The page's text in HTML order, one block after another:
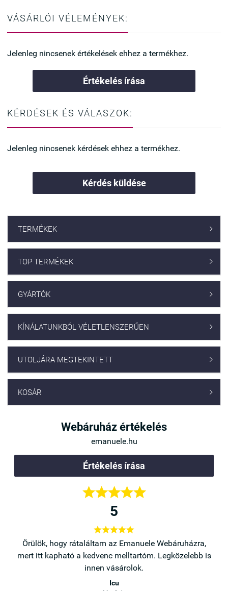
különleges alkalmakra
VÁSÁRLÓI VÉLEMÉNYEK:
Jelenleg nincsenek értékelések ehhez a termékhez.
Értékelés írása
KÉRDÉSEK ÉS VÁLASZOK:
Jelenleg nincsenek kérdések ehhez a termékhez.
Kérdés küldése
TERMÉKEK 
TOP TERMÉKEK 
GYÁRTÓK 
KÍNÁLATUNKBÓL VÉLETLENSZERŰEN 
UTOLJÁRA MEGTEKINTETT 
KOSÁR 
Webáruház értékelés
emanuele.hu
Értékelés írása

5

Örülök, hogy rátaláltam az Emanuele Webáruházra,
mert itt kapható a kedvenc melltartóm. Legközelebb is
innen vásárolok.
Icu